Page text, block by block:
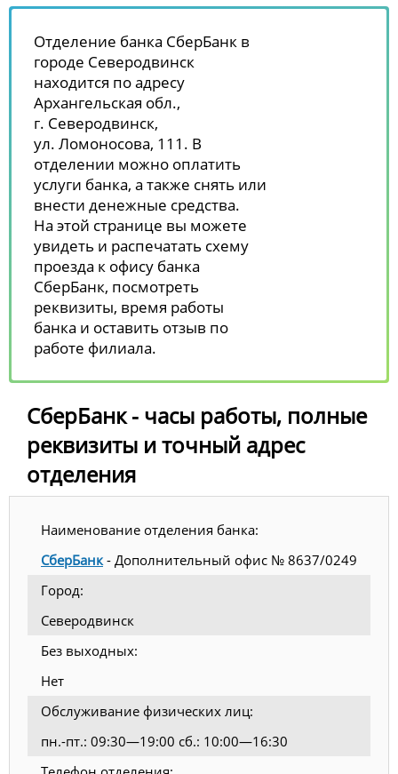
Отделение банка СберБанк в
городе Северодвинск
находится по адресу
Архангельская обл.,
г. Северодвинск,
ул. Ломоносова, 111. В
отделении можно оплатить
услуги банка, а также снять или
внести денежные средства.
На этой странице вы можете
увидеть и распечатать схему
проезда к офису банка
СберБанк, посмотреть
реквизиты, время работы
банка и оставить отзыв по
работе филиала.
СберБанк - часы работы, полные
реквизиты и точный адрес
отделения
Наименование отделения банка:
СберБанк - Дополнительный офис № 8637/0249
Город:
Северодвинск
Без выходных:
Нет
Обслуживание физических лиц:
пн.-пт.: 09:30—19:00 сб.: 10:00—16:30